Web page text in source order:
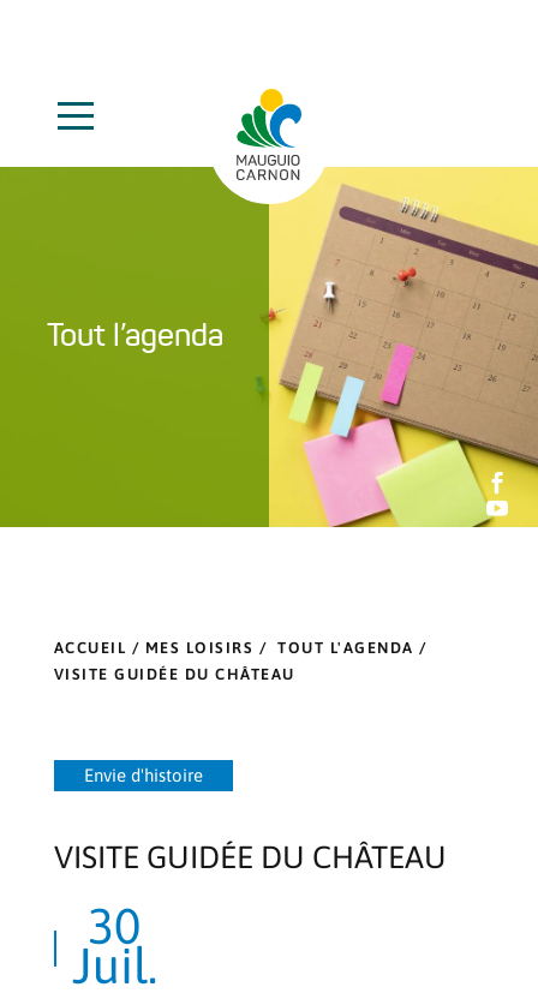


Tout l’agenda
ACCUEIL / MES LOISIRS /TOUT L'AGENDA /
VISITE GUIDÉE DU CHÂTEAU
Envie d'histoire
VISITE GUIDÉE DU CHÂTEAU
30
Juil.